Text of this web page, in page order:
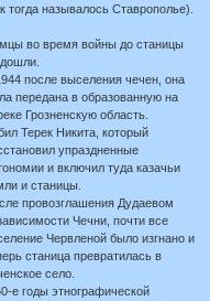
тогда называлось Ставрополье).
во время войны до станицы
после выселения чечен, она
передана в образованную на
Грозненскую область.
Терек Никита, который
упраздненные
и включил туда казачьи
и станицы.
провозглашения Дудаевом
Чечни, почти все
Червленой было изгнано и
станица превратилась в
село.
е годы этнографической